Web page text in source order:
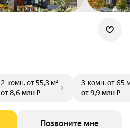
2-комн.от 55,3 м²
от 8,6 млн ₽
3-комн.от 65
от 9,9 млн ₽
Позвоните мне